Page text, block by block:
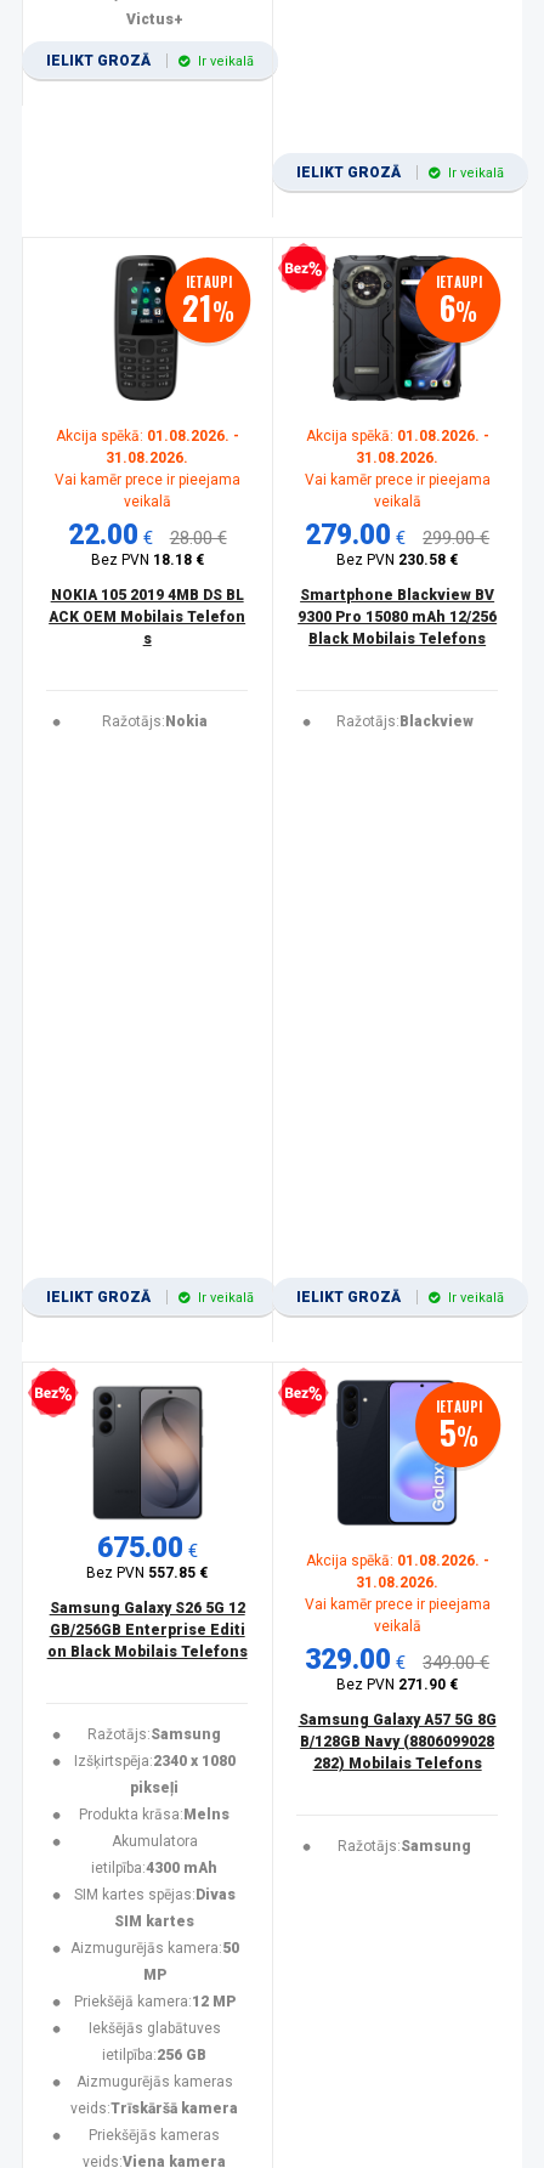
Victus+
IELIKT GROZĀ Ir veikalā
IELIKT GROZĀ Ir veikalā
IETAUPI
21%
Akcija spēkā: 01.08.2026. -
31.08.2026.
Vai kamēr prece ir pieejama
veikalā
22.00 € 28.00 €
Bez PVN 18.18 €
NOKIA 105 2019 4MB DS BL
ACK OEM Mobilais Telefon
s
Ražotājs: Nokia
IELIKT GROZĀ Ir veikalā
Bezprocentu kredīts IETAUPI
6%
Akcija spēkā: 01.08.2026. -
31.08.2026.
Vai kamēr prece ir pieejama
veikalā
279.00 € 299.00 €
Bez PVN 230.58 €
Smartphone Blackview BV
9300 Pro 15080 mAh 12/256
Black Mobilais Telefons
Ražotājs: Blackview
IELIKT GROZĀ Ir veikalā
kredīts
675.00 €
Bez PVN 557.85 €
Samsung Galaxy S26 5G 12
GB/256GB Enterprise Editi
on Black Mobilais Telefons
Ražotājs:Samsung
Izšķirtspēja:2340 x 1080
pikseļi
Produkta krāsa: Melns
Akumulatora
ietilpība:4300 mAh
SIM kartes spējas: Divas
SIM kartes
Aizmugurējās kamera:50
MP
Priekšējā kamera:12 MP
Iekšējās glabātuves
ietilpība:256 GB
Aizmugurējās kameras
veids:Trīskāršā kamera
Priekšējās kameras
veids:Viena kamera
Bezprocentu kredīts IETAUPI
5%
Akcija spēkā: 01.08.2026. -
31.08.2026.
Vai kamēr prece ir pieejama
veikalā
329.00 € 349.00 €
Bez PVN 271.90 €
Samsung Galaxy A57 5G 8G
B/128GB Navy (8806099028
282) Mobilais Telefons
Ražotājs:Samsung